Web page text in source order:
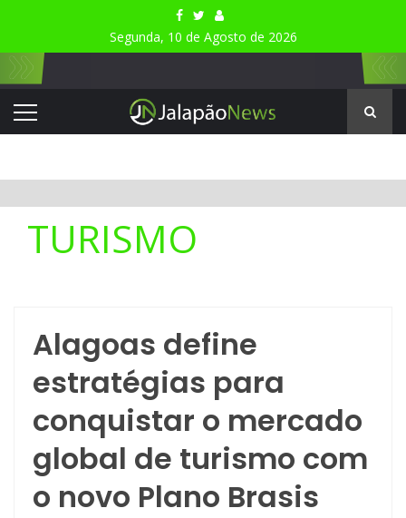
Segunda, 10 de Agosto de 2026
TURISMO
Alagoas define
estratégias para
conquistar o mercado
global de turismo com
o novo Plano Brasis